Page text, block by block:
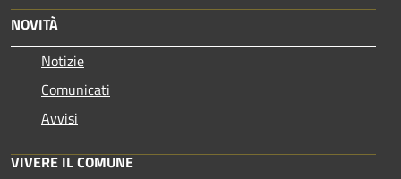
NOVITÀ
Notizie
Comunicati
Avvisi
VIVERE IL COMUNE